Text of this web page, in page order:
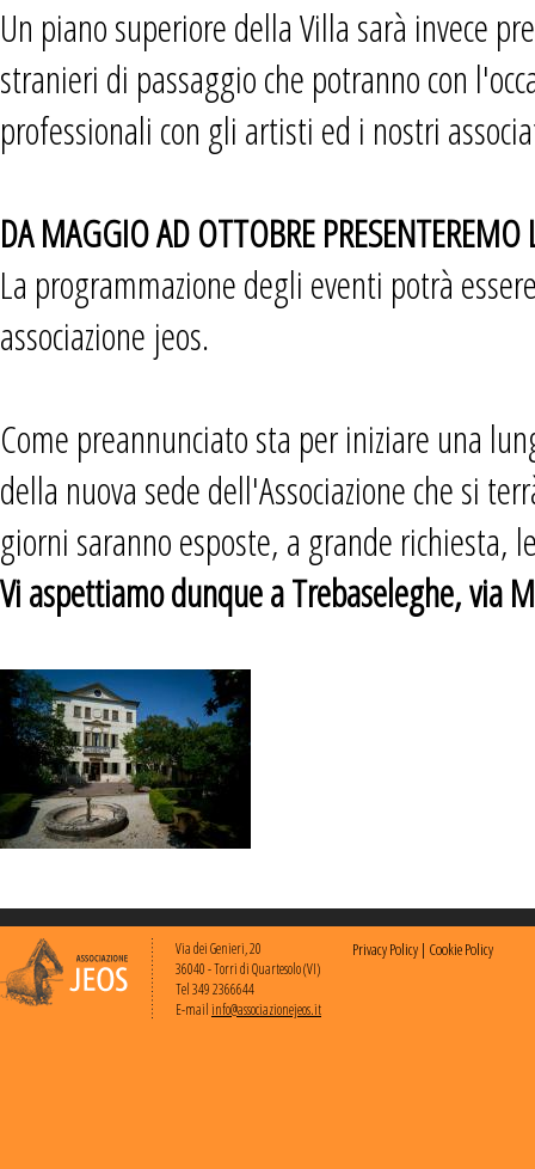
Un piano superiore della Villa sarà invece
stranieri di passaggio che potranno con
professionali con gli artisti ed i nostri
DA MAGGIO AD OTTOBRE PRESENTEREMO
La programmazione degli eventi potrà
associazione jeos.
Come preannunciato sta per iniziare una
della nuova sede dell'Associazione che si
giorni saranno esposte, a grande richiesta,
Vi aspettiamo dunque a Trebaseleghe, via
Via dei Genieri, 20
36040 - Torri di Quartesolo (VI)
Tel 349 2366644
E-mailinfo@associazionejeos.it
Privacy Policy | Cookie Policy